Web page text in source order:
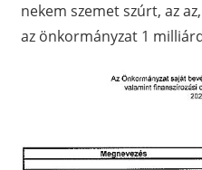
nekem szemet szúrt, az
az önkormányzat 1